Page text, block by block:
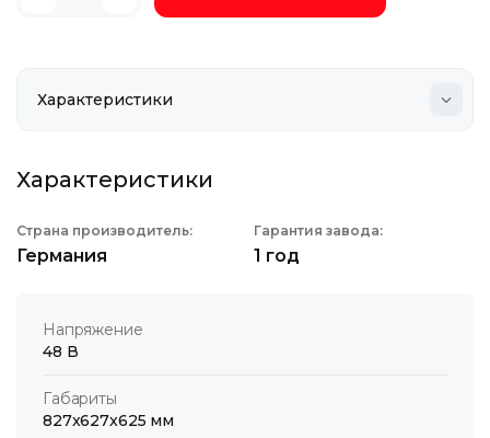
Характеристики
Страна производитель:
Германия
Гарантия завода:
1 год
Напряжение
48 В
Габариты
827x627x625 мм